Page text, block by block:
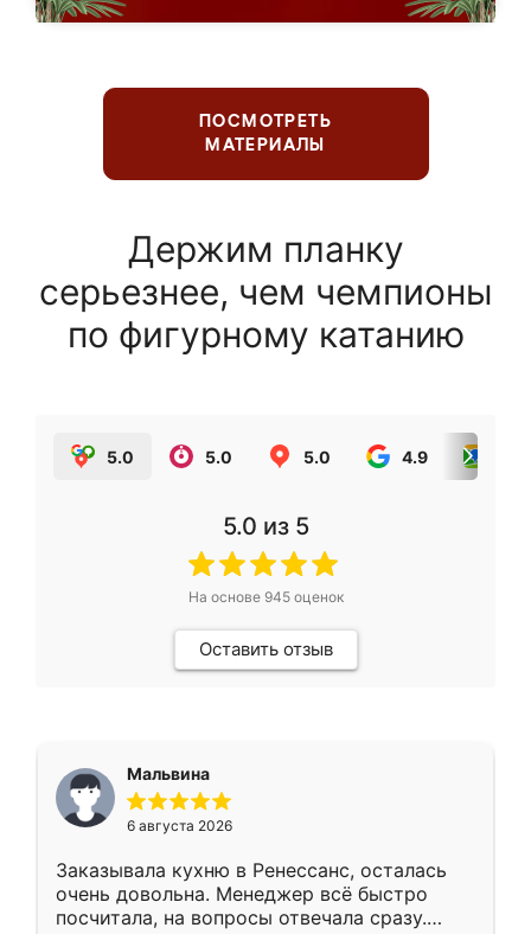
ПОСМОТРЕТЬ
МАТЕРИАЛЫ
Держим планку
серьезнее, чем чемпионы
по фигурному катанию
5.0 5.0 5.0 4.9
5.0 из 5
На основе 945оценок
Оставить отзыв
Мальвина
6 августа 2026
Заказывала кухню в Ренессанс, осталась
очень довольна. Менеджер всё быстро
посчитала, на вопросы отвечала сразу.